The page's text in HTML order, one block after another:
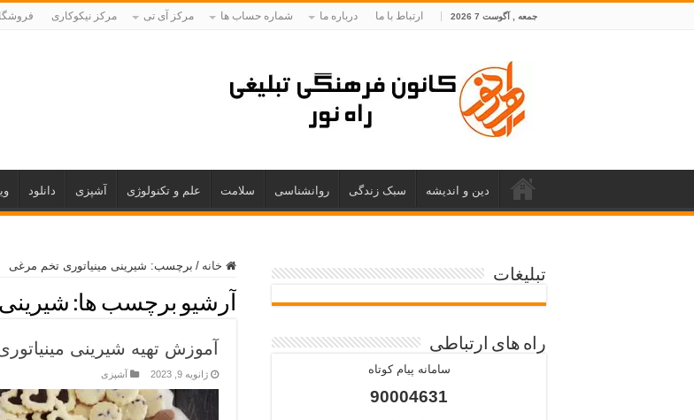
جمعه , آگوست 7 2026 ارتباط با ما درباره ما شماره حساب ها مرکز آی تی مرکز نیکوکاری
دین و اندیشه سبک زندگی روانشناسی سلامت علم و تکنولوژی آشپزی دانلود
خانه / برچسب: شیرینی مینیاتوری تخم مرغی
آرشیو برچسب ها:
آموزش تهیه شیرینی
ژانویه 9, 2023 آشپزی
تبلیغات
راه های ارتباطی
سامانه پیام کوتاه
90004631